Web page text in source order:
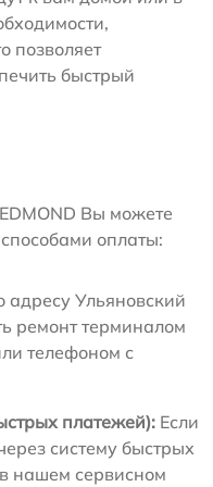
позволяет
быстрый
Вы можете
оплаты:
Ульяновский
ремонт терминалом
телефоном с
платежей): Если
систему быстрых
нашем сервисном